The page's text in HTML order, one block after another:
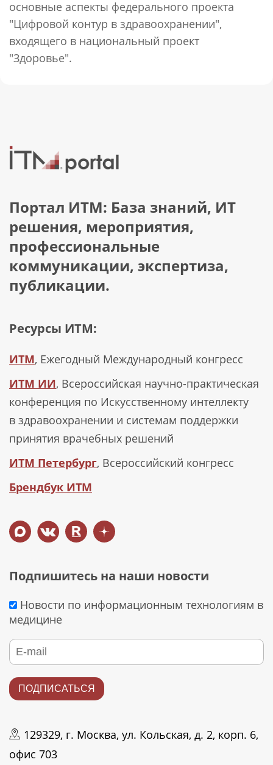
основные аспекты федерального проекта
"Цифровой контур в здравоохранении",
входящего в национальный проект
"Здоровье".
Портал ИТМ: База знаний, ИТ
решения, мероприятия,
профессиональные
коммуникации, экспертиза,
публикации.
Ресурсы ИТМ:
ИТМ, Ежегодный Международный конгресс
ИТМ ИИ, Всероссийская научно-практическая
конференция по Искусственному интеллекту
в здравоохранении и системам поддержки
принятия врачебных решений
ИТМ Петербург, Всероссийский конгресс
Брендбук ИТМ
Подпишитесь на наши новости
Новости по информационным технологиям в
медицине
129329, г. Москва, ул. Кольская, д. 2, корп. 6,
офис 703